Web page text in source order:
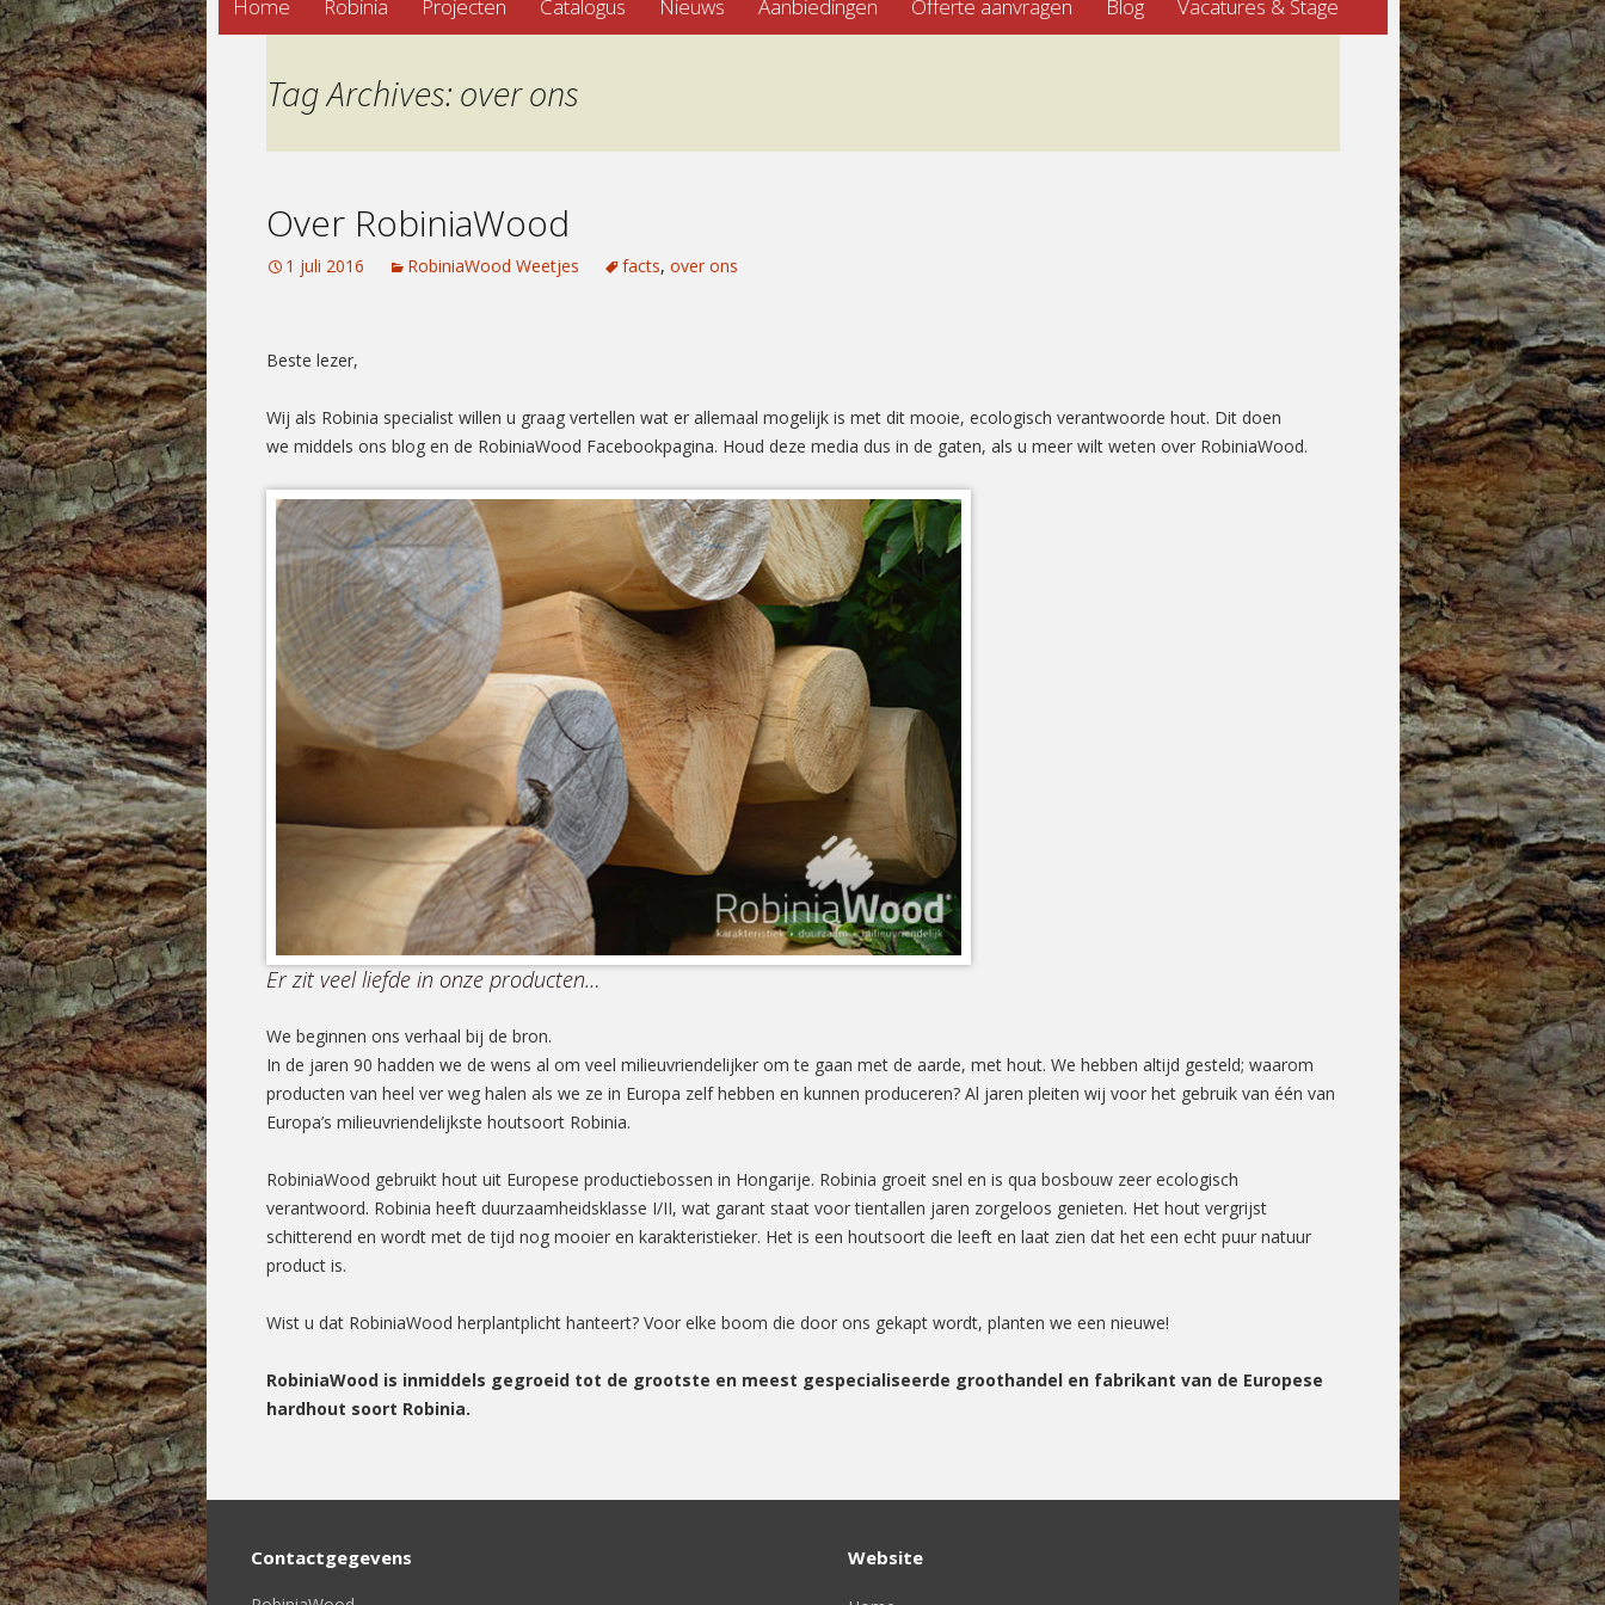
Home Robinia Projecten Catalogus Nieuws Aanbiedingen Offerte aanvragen Blog Vacatures & Stage
Tag Archives: over ons
Over RobiniaWood
1 juli 2016 RobiniaWood Weetjes facts, over ons
Beste lezer,
Wij als Robinia specialist willen u graag vertellen wat er allemaal mogelijk is met dit mooie, ecologisch verantwoorde hout. Dit doen
we middels ons blog en de RobiniaWood Facebookpagina. Houd deze media dus in de gaten, als u meer wilt weten over RobiniaWood.
Er zit veel liefde in onze producten…
We beginnen ons verhaal bij de bron.
In de jaren 90 hadden we de wens al om veel milieuvriendelijker om te gaan met de aarde, met hout. We hebben altijd gesteld; waarom
producten van heel ver weg halen als we ze in Europa zelf hebben en kunnen produceren? Al jaren pleiten wij voor het gebruik van één van
Europa’s milieuvriendelijkste houtsoort Robinia.
RobiniaWood gebruikt hout uit Europese productiebossen in Hongarije. Robinia groeit snel en is qua bosbouw zeer ecologisch
verantwoord. Robinia heeft duurzaamheidsklasse I/II, wat garant staat voor tientallen jaren zorgeloos genieten. Het hout vergrijst
schitterend en wordt met de tijd nog mooier en karakteristieker. Het is een houtsoort die leeft en laat zien dat het een echt puur natuur
product is.
Wist u dat RobiniaWood herplantplicht hanteert? Voor elke boom die door ons gekapt wordt, planten we een nieuwe!
RobiniaWood is inmiddels gegroeid tot de grootste en meest gespecialiseerde groothandel en fabrikant van de Europese
hardhout soort Robinia.
Contactgegevens Website